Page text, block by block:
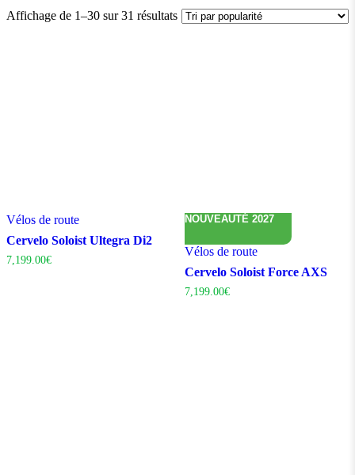
Affichage de 1–30 sur 31 résultatsTrié
Vélos de route
Cervelo Soloist Ultegra Di2
7,199.00€
NOUVEAUTÉ 2027
Vélos de route
Cervelo Soloist Force AXS
7,199.00€